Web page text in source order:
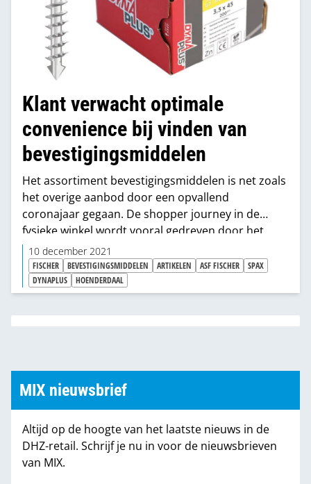
Klant verwacht optimale
convenience bij vinden van
bevestigingsmiddelen
Het assortiment bevestigingsmiddelen is net zoals
het overige aanbod door een opvallend
coronajaar gegaan. De shopper journey in de
fysieke winkel wordt vooral gedreven door het
wegnemen van hindernissen: zeker onervaren
klussers willen vlot de juiste oplossing binnen
handbereik. Hetzelfde geldt voor online aankoop,
hetgeen ook betekent dat de merkbeleving aan
belang wint. Losse online verkoop van schroeven
of pluggen bijvoorbeeld blijft een uitdaging, maar
10 december 2021
FISCHER BEVESTIGINGSMIDDELEN ARTIKELEN ASF FISCHER
SPAX
DYNAPLUS
HOENDERDAAL
MIX nieuwsbrief
Altijd op de hoogte van het laatste nieuws in de
DHZ-retail. Schrijf je nu in voor de nieuwsbrieven
van MIX.